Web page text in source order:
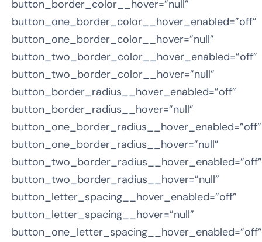
button_border_color__hover=”null”
button_one_border_color__hover_enabled=”off”
button_one_border_color__hover=”null”
button_two_border_color__hover_enabled=”off”
button_two_border_color__hover=”null”
button_border_radius__hover_enabled=”off”
button_border_radius__hover=”null”
button_one_border_radius__hover_enabled=”off”
button_one_border_radius__hover=”null”
button_two_border_radius__hover_enabled=”off”
button_two_border_radius__hover=”null”
button_letter_spacing__hover_enabled=”off”
button_letter_spacing__hover=”null”
button_one_letter_spacing__hover_enabled=”off”